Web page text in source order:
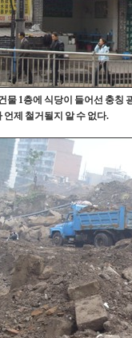
물 1층에 식당이 들어선 충칭
언제 철거될지 알 수 없다.